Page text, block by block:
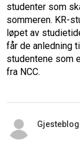
studenter som
sommeren. KR-
løpet av
får de anledning
studentene som
fra NCC.